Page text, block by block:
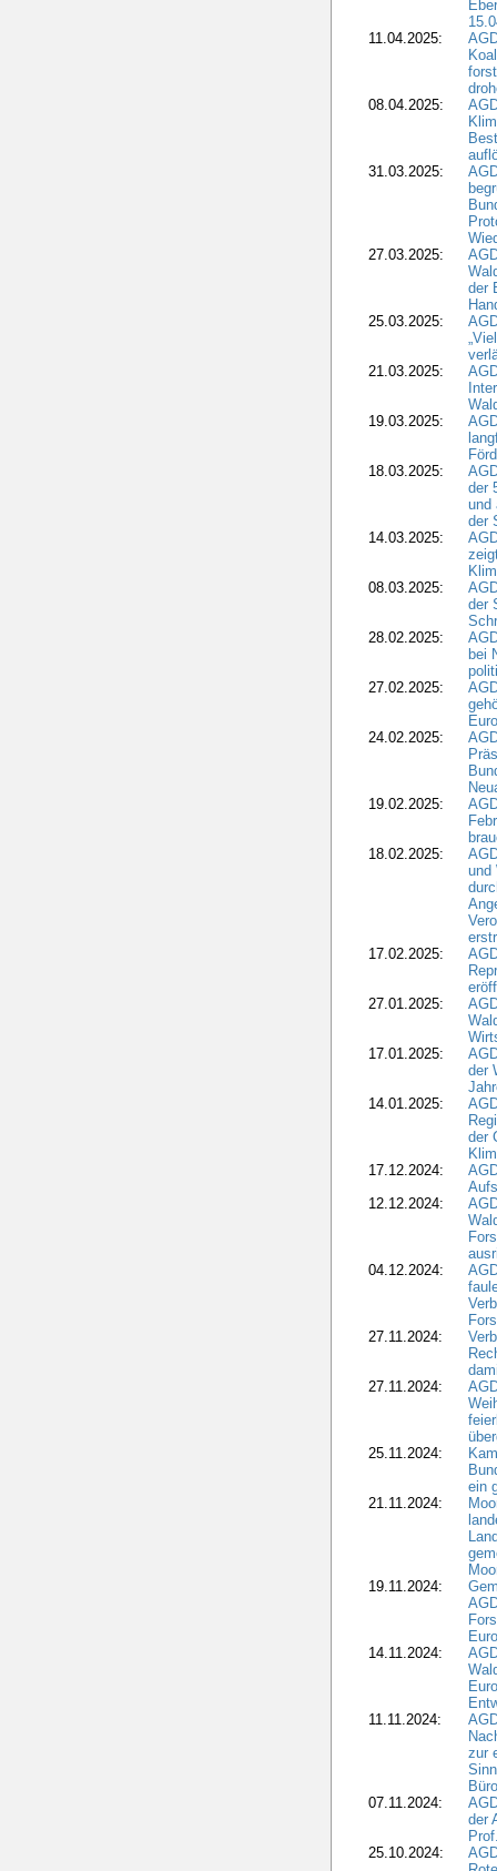
11.04.2025:
08.04.2025:
31.03.2025:
27.03.2025:
der
25.03.2025:
21.03.2025:
19.03.2025:
18.03.2025:
der
und
der
14.03.2025:
08.03.2025:
der
28.02.2025:
bei
27.02.2025:
24.02.2025:
19.02.2025:
18.02.2025:
und
17.02.2025:
27.01.2025:
17.01.2025:
der
14.01.2025:
der
17.12.2024:
12.12.2024:
04.12.2024:
27.11.2024:
27.11.2024:
25.11.2024:
ein
21.11.2024:
19.11.2024:
14.11.2024:
11.11.2024:
zur
07.11.2024:
der
25.10.2024: